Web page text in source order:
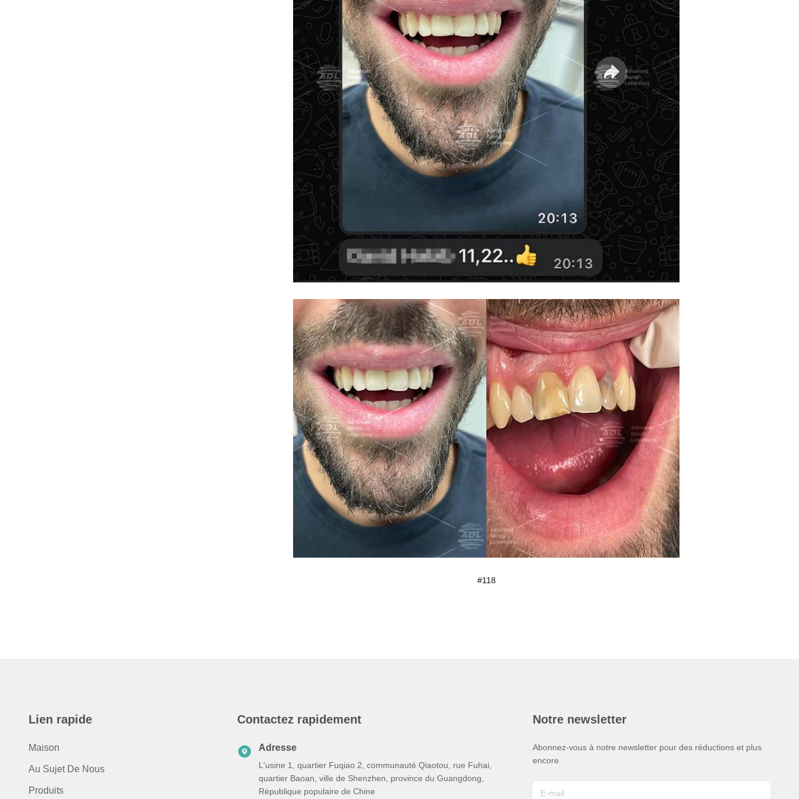
#118
Lien rapide
Maison
Au Sujet De Nous
Produits
Contactez rapidement
Adresse
L'usine 1, quartier Fuqiao 2, communauté Qiaotou, rue Fuhai,
quartier Baoan, ville de Shenzhen, province du Guangdong,
République populaire de Chine
Notre newsletter
Abonnez-vous à notre newsletter pour des réductions et plus
encore.